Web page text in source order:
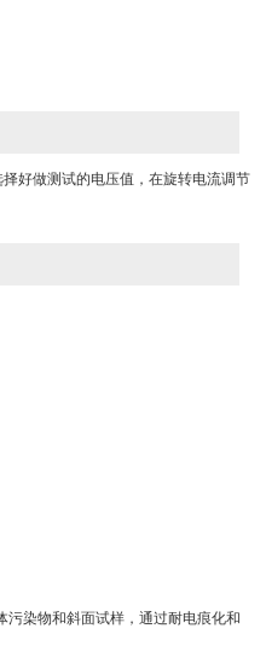
好做测试的电压值，在旋转电流调节
染物和斜面试样，通过耐电痕化和